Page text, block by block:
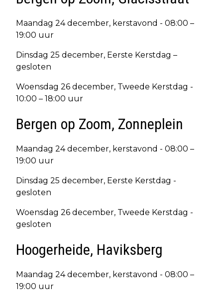
Maandag 24 december, kerstavond - 08:00 –
19:00 uur
Dinsdag 25 december, Eerste Kerstdag –
gesloten
Woensdag 26 december, Tweede Kerstdag -
10:00 – 18:00 uur
Bergen op Zoom, Zonneplein
Maandag 24 december, kerstavond - 08:00 –
19:00 uur
Dinsdag 25 december, Eerste Kerstdag -
gesloten
Woensdag 26 december, Tweede Kerstdag -
gesloten
Hoogerheide, Haviksberg
Maandag 24 december, kerstavond - 08:00 –
19:00 uur